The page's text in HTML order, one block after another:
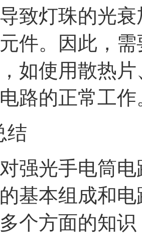
致灯珠的光
件。因此，
如使用散热
路的正常工作
结
强光手电筒
基本组成和
个方面的知